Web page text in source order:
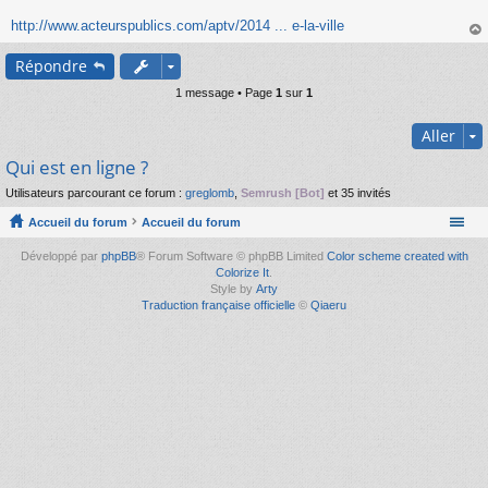
s
a
g
e
http://www.acteurspublics.com/aptv/2014 ... e-la-ville
au
Répondre
1 message • Page 1 sur 1
Aller
Qui est en ligne ?
Utilisateurs parcourant ce forum : greglomb Semrush [Bot] et 35 invités
Accueil du forum Accueil du forum
Développé par phpBB® Forum Software © phpBB Limited Color scheme created with
Colorize It
Style by Arty
Traduction française officielle © Qiaeru